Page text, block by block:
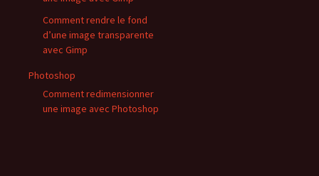
Comment rendre le fond
d’une image transparente
avec Gimp
Photoshop
Comment redimensionner
une image avec Photoshop